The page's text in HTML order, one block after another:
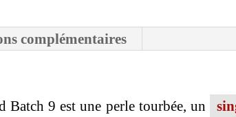
complémentaires
Batch 9 est une perle tourbée, un